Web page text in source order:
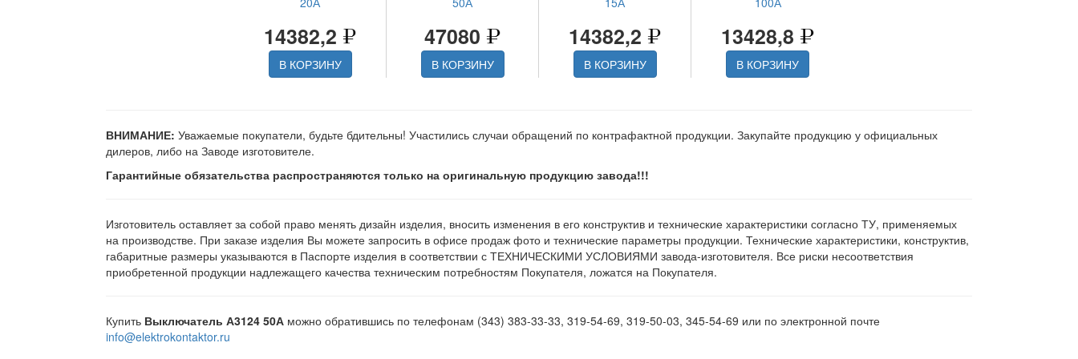
14382,2
В КОРЗИНУ
47080
В КОРЗИНУ
14382,2
В КОРЗИНУ
13428,8
В КОРЗИНУ
ВНИМАНИЕ: Уважаемые покупатели, будьте бдительны! Участились случаи обращений по контрафактной продукции. Закупайте продукцию у официальных
дилеров, либо на Заводе изготовителе.
Гарантийные обязательства распространяются только на оригинальную продукцию завода!!!
Изготовитель оставляет за собой право менять дизайн изделия, вносить изменения в его конструктив и технические характеристики согласно ТУ, применяемых
на производстве. При заказе изделия Вы можете запросить в офисе продаж фото и технические параметры продукции. Технические характеристики, конструктив,
габаритные размеры указываются в Паспорте изделия в соответствии с ТЕХНИЧЕСКИМИ УСЛОВИЯМИ завода-изготовителя. Все риски несоответствия
приобретенной продукции надлежащего качества техническим потребностям Покупателя, ложатся на Покупателя.
Купить Выключатель А3124 50А можно обратившись по телефонам (343) 383-33-33, 319-54-69, 319-50-03, 345-54-69 или по электронной почте
info@elektrokontaktor.ru